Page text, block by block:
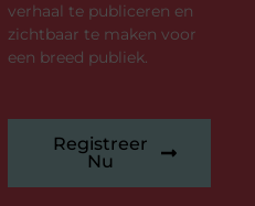
verhaal te publiceren en
zichtbaar te maken voor
een breed publiek.
Registreer
Nu